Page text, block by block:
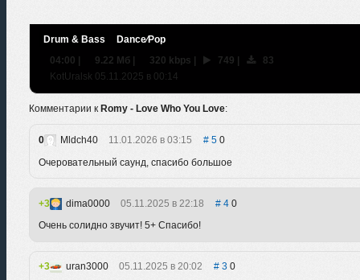
Drum & Bass
Dance⁄Pop
04:00 | 9.22 Мб | 320 kbps | 749 |
83
KotUralsk 05.11.2025 в 00:14
Комментарии к Romy - Love Who You Love:
0 Mldch40 11.01.2026 в 03:15 50
Очеровательный саунд, спасибо большое
3 dima0000 05.11.2025 в 22:18 40
Очень солидно звучит! 5+ Спасибо!
3 uran3000 05.11.2025 в 20:02 30